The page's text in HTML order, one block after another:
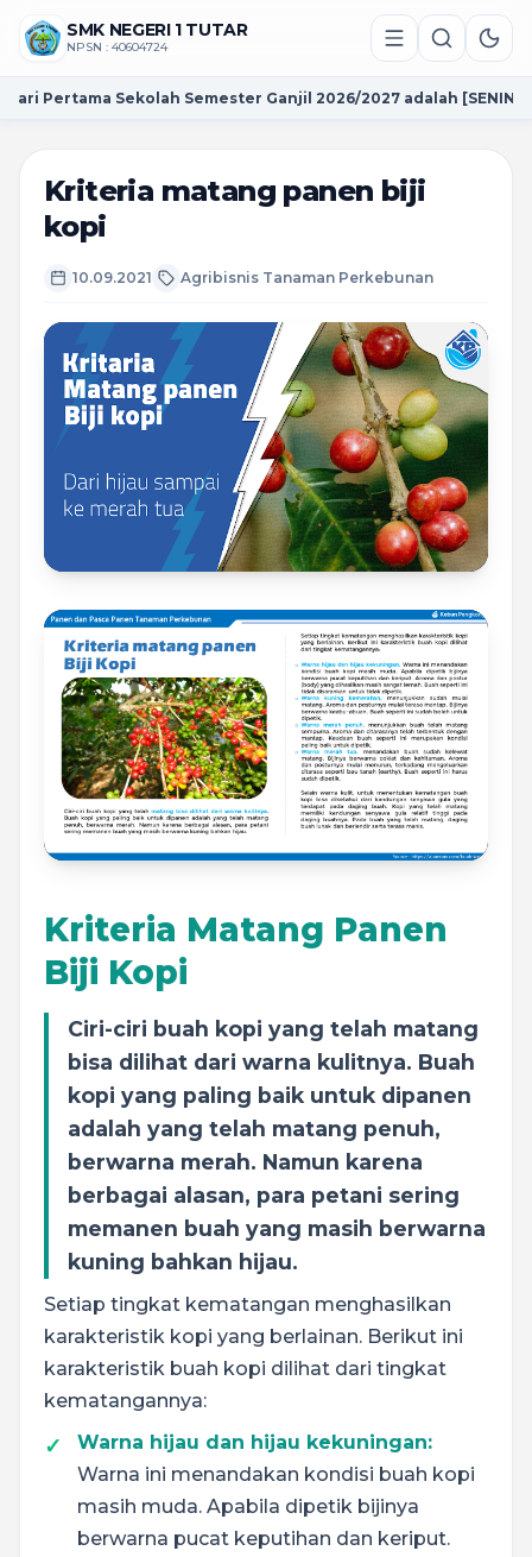
SMK NEGERI 1 TUTAR
NPSN : 40604724
Pertama Sekolah Semester Ganjil 2026/2027 adalah [SENIN 13
Kriteria matang panen biji
kopi
10.09.2021 Agribisnis Tanaman Perkebunan
Kriteria Matang Panen
Biji Kopi
Ciri-ciri buah kopi yang telah matang
bisa dilihat dari warna kulitnya. Buah
kopi yang paling baik untuk dipanen
adalah yang telah matang penuh,
berwarna merah. Namun karena
berbagai alasan, para petani sering
memanen buah yang masih berwarna
kuning bahkan hijau.
Setiap tingkat kematangan menghasilkan
karakteristik kopi yang berlainan. Berikut ini
karakteristik buah kopi dilihat dari tingkat
kematangannya:
Warna hijau dan hijau kekuningan:
Warna ini menandakan kondisi buah kopi
masih muda. Apabila dipetik bijinya
berwarna pucat keputihan dan keriput.